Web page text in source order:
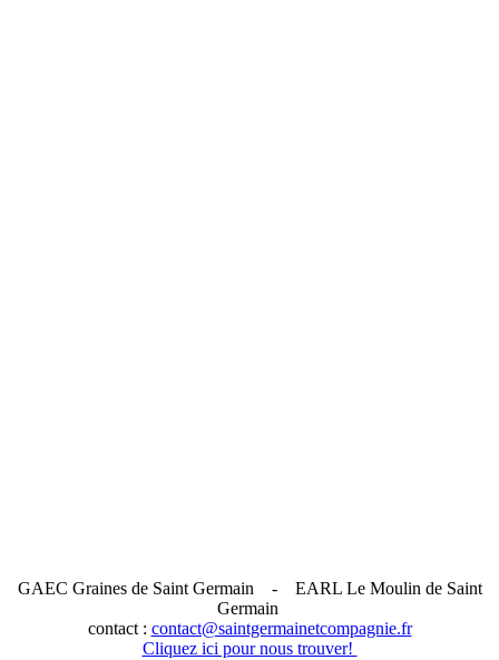
GAEC Graines de Saint Germain
- EARL Le Moulin de Saint
Germain
contact : contact@saintgermainetcompagnie.fr
Cliquez ici pour nous trouver!